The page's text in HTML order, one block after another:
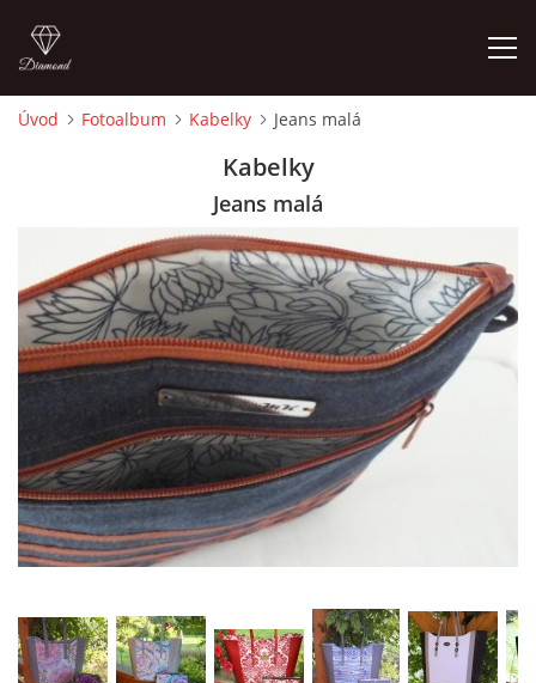
CEDULKY
MOJE POSLEDNÍ PRÁCE
© 2025 eStránky.cz
Úvod Fotoalbum Kabelky Jeans malá
Kabelky
Jeans malá